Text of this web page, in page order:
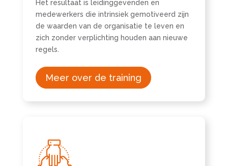
Het resultaat is leidinggevenden en
medewerkers die intrinsiek gemotiveerd zijn
de waarden van de organisatie te leven en
zich zonder verplichting houden aan nieuwe
regels.
Meer over de training